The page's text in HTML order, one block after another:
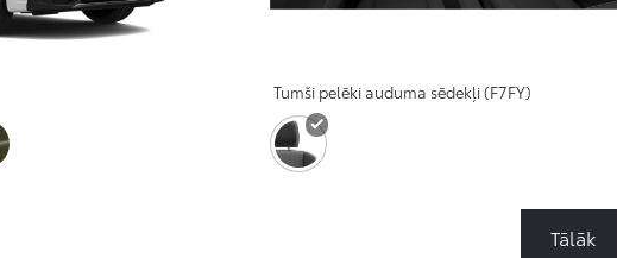
Tumši pelēki auduma sēdekļi (F7FY)
Tālāk